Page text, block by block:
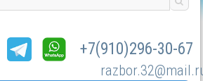
+7(910)296-30-67